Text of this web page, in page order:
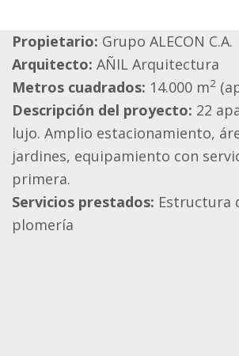
Propietario: Grupo ALECON C.A.
Arquitecto: AÑIL Arquitectura
Metros cuadrados: 14.000 m2
Descripción del proyecto: 22
lujo. Amplio estacionamiento,
jardines, equipamiento con
primera.
Servicios prestados: Estructura
plomería